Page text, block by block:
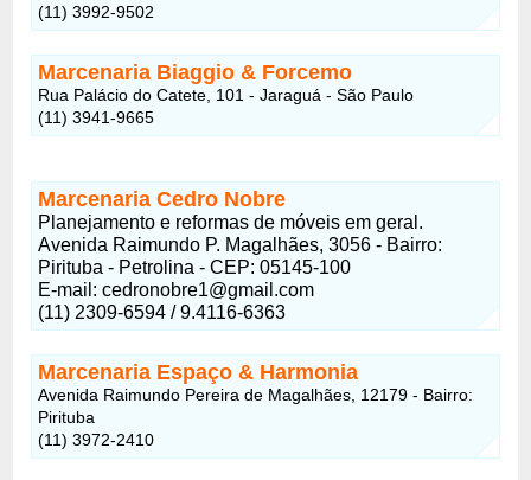
(11) 3992-9502
Marcenaria Biaggio & Forcemo
Rua Palácio do Catete, 101 - Jaraguá - São Paulo
(11) 3941-9665
Marcenaria Cedro Nobre
Planejamento e reformas de móveis em geral.
Avenida Raimundo P. Magalhães, 3056 - Bairro:
Pirituba - Petrolina - CEP: 05145-100
E-mail: cedronobre1@gmail.com
(11) 2309-6594 / 9.4116-6363
Marcenaria Espaço & Harmonia
Avenida Raimundo Pereira de Magalhães, 12179 - Bairro:
Pirituba
(11) 3972-2410